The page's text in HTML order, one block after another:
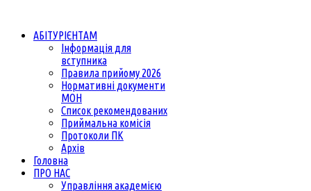
АБІТУРІЄНТАМ
Інформація для
вступника
Правила прийому 2026
Нормативні документи
МОН
Список рекомендованих
Приймальна комісія
Протоколи ПК
Архів
Головна
ПРО НАС
Управління академією